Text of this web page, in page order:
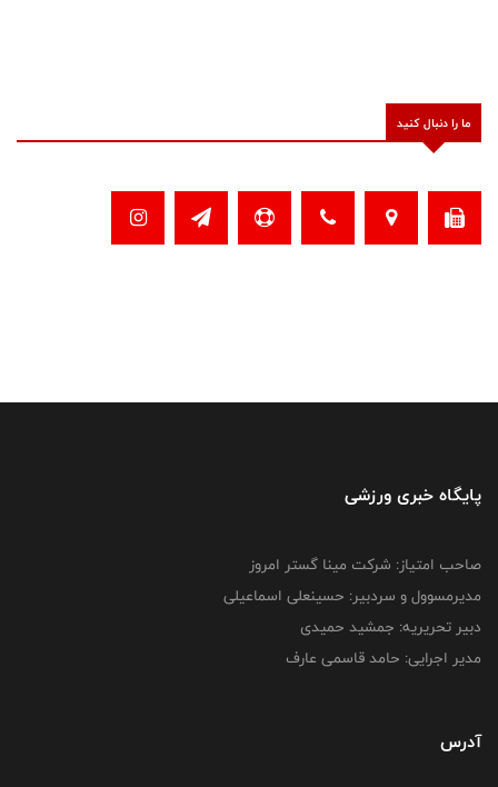
ما را دنبال کنید
پایگاه خبری ورزشی
صاحب امتیاز: شرکت مینا گستر امروز
مدیرمسوول و سردبیر: حسینعلی اسماعیلی
دبیر تحریریه: جمشید حمیدی
مدیر اجرایی: حامد قاسمی عارف
آدرس